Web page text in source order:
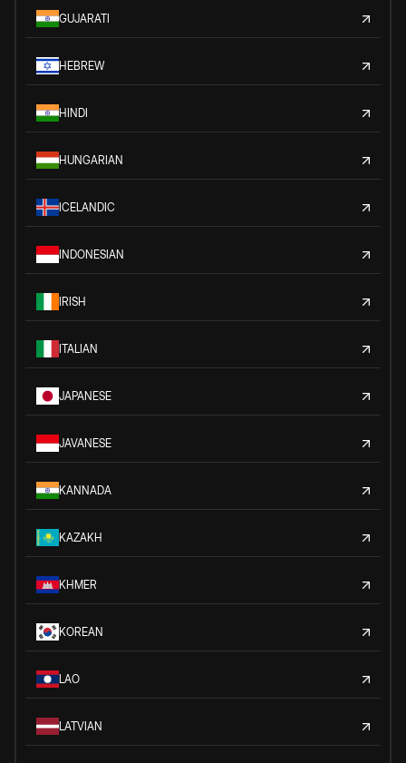
GUJARATI
HEBREW
HINDI
HUNGARIAN
ICELANDIC
INDONESIAN
IRISH
ITALIAN
JAPANESE
JAVANESE
KANNADA
KAZAKH
KHMER
KOREAN
LAO
LATVIAN